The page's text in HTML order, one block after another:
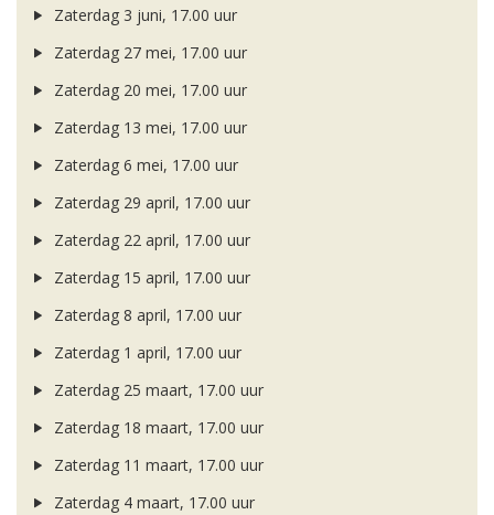
Zaterdag 3 juni, 17.00 uur
Zaterdag 27 mei, 17.00 uur
Zaterdag 20 mei, 17.00 uur
Zaterdag 13 mei, 17.00 uur
Zaterdag 6 mei, 17.00 uur
Zaterdag 29 april, 17.00 uur
Zaterdag 22 april, 17.00 uur
Zaterdag 15 april, 17.00 uur
Zaterdag 8 april, 17.00 uur
Zaterdag 1 april, 17.00 uur
Zaterdag 25 maart, 17.00 uur
Zaterdag 18 maart, 17.00 uur
Zaterdag 11 maart, 17.00 uur
Zaterdag 4 maart, 17.00 uur